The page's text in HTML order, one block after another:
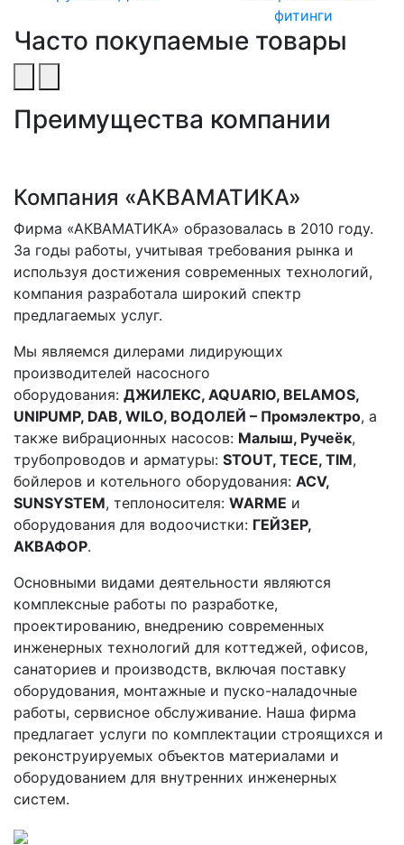
фитинги
Часто покупаемые товары
Преимущества компании
Компания «АКВАМАТИКА»
Фирма «АКВАМАТИКА» образовалась в 2010 году.
За годы работы, учитывая требования рынка и
используя достижения современных технологий,
компания разработала широкий спектр
предлагаемых услуг.
Мы являемся дилерами лидирующих
производителей насосного
оборудования: ДЖИЛЕКС, AQUARIO, BELAMOS,
UNIPUMP, DAB, WILO, ВОДОЛЕЙ – Промэлектро, а
также вибрационных насосов: Малыш, Ручеёк,
трубопроводов и арматуры: STOUT, TECE, TIM,
бойлеров и котельного оборудования: ACV,
SUNSYSTEM, теплоносителя: WARME и
оборудования для водоочистки: ГЕЙЗЕР,
АКВАФОР.
Основными видами деятельности являются
комплексные работы по разработке,
проектированию, внедрению современных
инженерных технологий для коттеджей, офисов,
санаториев и производств, включая поставку
оборудования, монтажные и пуско-наладочные
работы, сервисное обслуживание. Наша фирма
предлагает услуги по комплектации строящихся и
реконструируемых объектов материалами и
оборудованием для внутренних инженерных
систем.